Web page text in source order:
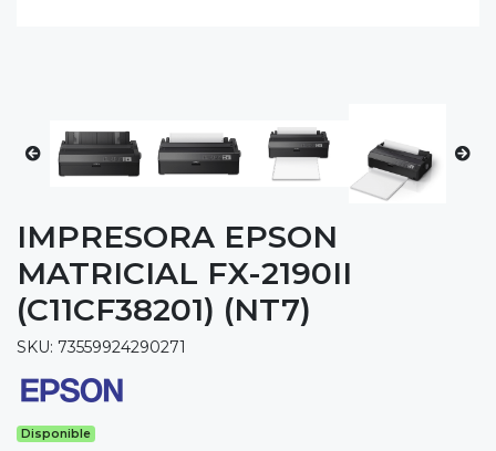
IMPRESORA EPSON
MATRICIAL FX-2190II
(C11CF38201) (NT7)
SKU: 73559924290271
Disponible